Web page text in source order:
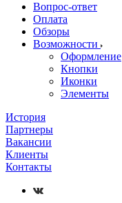
Вопрос-ответ
Оплата
Обзоры
Возможности
Оформление
Кнопки
Иконки
Элементы
История
Партнеры
Вакансии
Клиенты
Контакты